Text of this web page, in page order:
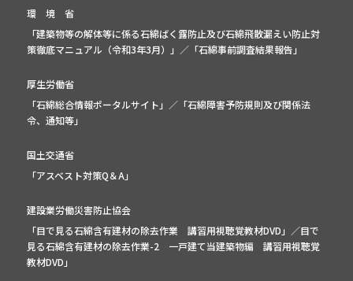
環 境 省
「建築物等の解体等に係る石綿ばく露防止及び石綿飛散漏えい防止対
策徹底マニュアル（令和3年3月）」 ／「石綿事前調査結果報告」
厚生労働省
「石綿総合情報ポータルサイト」 ／「石綿障害予防規則及び関係法
令、通知等」
国土交通省
「アスベスト対策Q＆A」
建設業労働災害防止協会
「目で見る石綿含有建材の除去作業 講習用視聴覚教材DVD」／目で
見る石綿含有建材の除去作業-2 一戸建て当建築物編 講習用視聴覚
教材DVD」